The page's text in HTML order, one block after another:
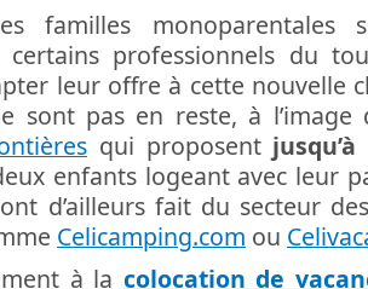
familles monoparentales
certains professionnels du
leur offre à cette nouvelle
sont pas en reste, à
qui proposent
enfants logeant avec leur
d’ailleurs fait du secteur
Celicamping.com ou
à la colocation de